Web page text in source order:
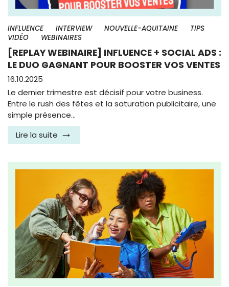
INFLUENCE INTERVIEW NOUVELLE-AQUITAINE
TIPS
VIDÉO
WEBINAIRES
[REPLAY WEBINAIRE] INFLUENCE + SOCIAL ADS :
LE DUO GAGNANT POUR BOOSTER VOS VENTES
16.10.2025
Le dernier trimestre est décisif pour votre business.
Entre le rush des fêtes et la saturation publicitaire, une
simple présence…
Lire la suite